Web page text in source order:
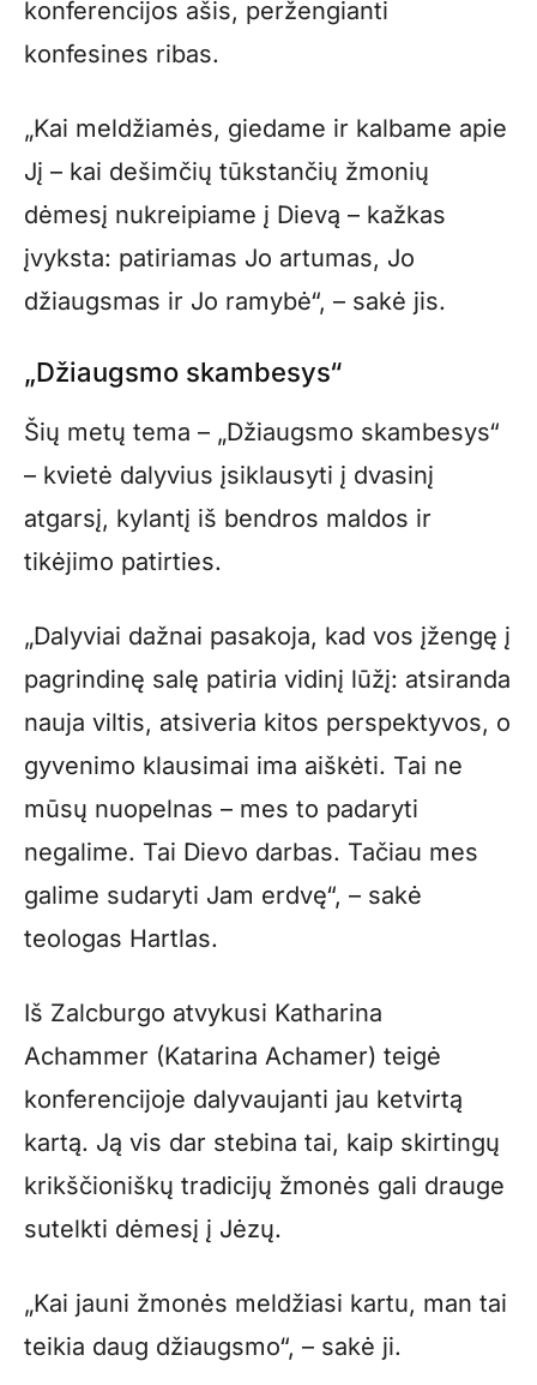
konferencijos ašis, peržengianti
konfesines ribas.
„Kai meldžiamės, giedame ir kalbame apie
Jį – kai dešimčių tūkstančių žmonių
dėmesį nukreipiame į Dievą – kažkas
įvyksta: patiriamas Jo artumas, Jo
džiaugsmas ir Jo ramybė“, – sakė jis.
„Džiaugsmo skambesys“
Šių metų tema – „Džiaugsmo skambesys“
– kvietė dalyvius įsiklausyti į dvasinį
atgarsį, kylantį iš bendros maldos ir
tikėjimo patirties.
„Dalyviai dažnai pasakoja, kad vos įžengę į
pagrindinę salę patiria vidinį lūžį: atsiranda
nauja viltis, atsiveria kitos perspektyvos, o
gyvenimo klausimai ima aiškėti. Tai ne
mūsų nuopelnas – mes to padaryti
negalime. Tai Dievo darbas. Tačiau mes
galime sudaryti Jam erdvę“, – sakė
teologas Hartlas.
Iš Zalcburgo atvykusi Katharina
Achammer (Katarina Achamer) teigė
konferencijoje dalyvaujanti jau ketvirtą
kartą. Ją vis dar stebina tai, kaip skirtingų
krikščioniškų tradicijų žmonės gali drauge
sutelkti dėmesį į Jėzų.
„Kai jauni žmonės meldžiasi kartu, man tai
teikia daug džiaugsmo“, – sakė ji.